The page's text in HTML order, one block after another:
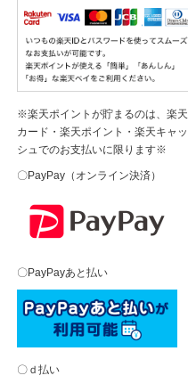
※楽天ポイントが貯まるのは、楽天
カード・楽天ポイント・楽天キャッ
シュでのお支払いに限ります※
〇PayPay（オンライン決済）
〇PayPayあと払い
〇ｄ払い